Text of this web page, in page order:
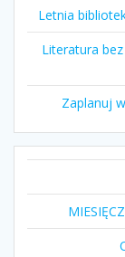
Letnia
Literatura
Zaplanuj